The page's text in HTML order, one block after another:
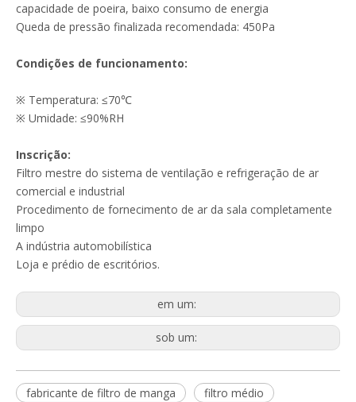
capacidade de poeira, baixo consumo de energia
Queda de pressão finalizada recomendada: 450Pa
Condições de funcionamento:
※ Temperatura: ≤70℃
※ Umidade: ≤90%RH
Inscrição:
Filtro mestre do sistema de ventilação e refrigeração de ar
comercial e industrial
Procedimento de fornecimento de ar da sala completamente
limpo
A indústria automobilística
Loja e prédio de escritórios.
em um:
sob um:
fabricante de filtro de manga
filtro médio